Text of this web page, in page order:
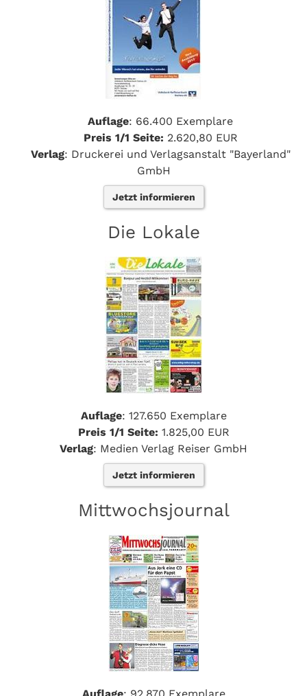
Auflage: 66.400 Exemplare
Preis 1/1 Seite: 2.620,80 EUR
Verlag: Druckerei und Verlagsanstalt "Bayerland"
GmbH
Jetzt informieren
Die Lokale
Auflage: 127.650 Exemplare
Preis 1/1 Seite: 1.825,00 EUR
Verlag: Medien Verlag Reiser GmbH
Jetzt informieren
Mittwochsjournal